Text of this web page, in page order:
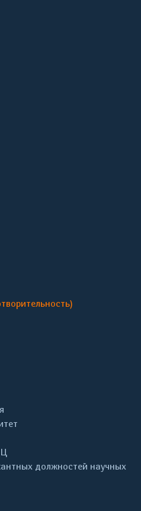
должностей научных